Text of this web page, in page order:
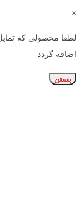
×
لطفا محصولی که
اضافه گردد
بستن